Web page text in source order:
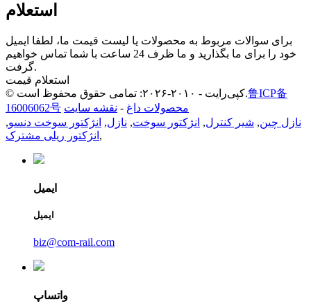
استعلام
برای سوالات مربوط به محصولات یا لیست قیمت ما، لطفا ایمیل
خود را برای ما بگذارید و ما ظرف 24 ساعت با شما تماس خواهیم
گرفت.
استعلام قیمت
© کپی‌رایت - ۲۰۱۰-۲۰۲۶: تمامی حقوق محفوظ است.鲁ICP备
16006062号
محصولات داغ - نقشه سایت
نازل چین, شیر کنترل, انژکتور سوخت, نازل, انژکتور سوخت دنسو,
انژکتور ریلی مشترک ,
ایمیل
ایمیل
biz@com-rail.com
واتساپ